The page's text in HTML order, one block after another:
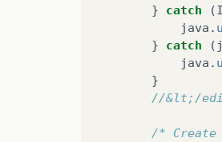
}
catch (
java .
}
catch (
java .
}
//&lt;/
/* Create